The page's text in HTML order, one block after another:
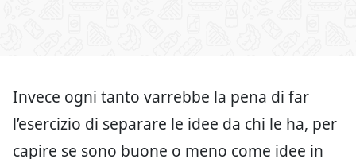
Invece ogni tanto varrebbe la pena di far
l’esercizio di separare le idee da chi le ha, per
capire se sono buone o meno come idee in